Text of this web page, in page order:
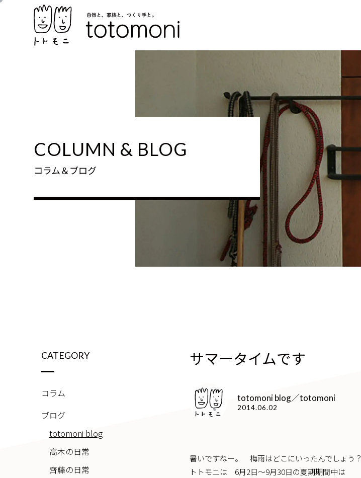
COLUMN & BLOG
コラム＆ブログ
サマータイムです
totomoni blog／totomoni
2014.06.02
暑いですねー。 梅雨はどこにいったんでしょう？
トトモニは 6月2日〜9月30日の夏期期間中は
CATEGORY
コラム
ブログ
totomoni blog
高木の日常
齊藤の日常